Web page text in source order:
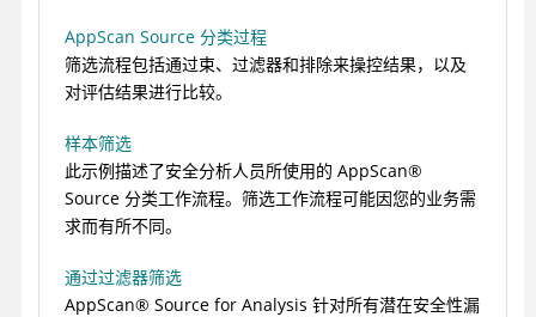
AppScan Source 分类过程
筛选流程包括通过束、过滤器和排除来操控结果，以及
对评估结果进行比较。
样本筛选
此示例描述了安全分析人员所使用的 AppScan®
Source 分类工作流程。筛选工作流程可能因您的业务需
求而有所不同。
通过过滤器筛选
AppScan® Source for Analysis 针对所有潜在安全性漏